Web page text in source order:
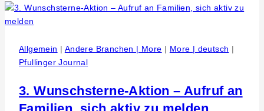
Zertifikate.
und
-
im
Bett
Allgemein | Andere Branchen | More | More | deutsch |
Pfullinger Journal
3. Wunschsterne-Aktion – Aufruf an